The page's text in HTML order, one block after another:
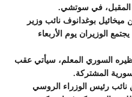
المقبل، في سوتشي.
بوغدانوف نائب وزير
الوزيران يوم الأربعاء
السوري المعلم، سيأتي عقب
المشتركة.
نائب رئيس الوزراء الروسي